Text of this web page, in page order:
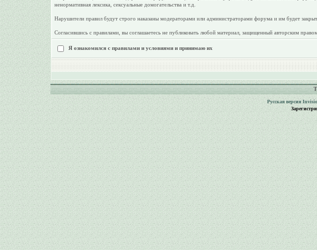
ненормативная лексика, сексуальные домогательства и т.д.
Нарушители правил будут строго наказаны модераторами или администраторами форума и им будет
Согласившись с правилами, вы соглашаетесь не публиковать любой материал, защищенный авторским
Я ознакомился с правилами и условиями и принимаю их
Русская версия